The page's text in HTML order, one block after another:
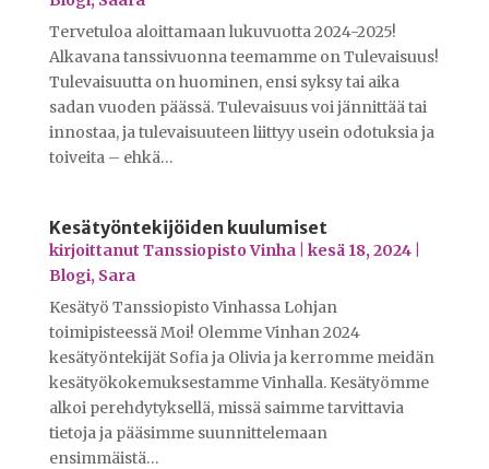
Tervetuloa aloittamaan lukuvuotta 2024-2025!
Alkavana tanssivuonna teemamme on Tulevaisuus!
Tulevaisuutta on huominen, ensi syksy tai aika
sadan vuoden päässä. Tulevaisuus voi jännittää tai
innostaa, ja tulevaisuuteen liittyy usein odotuksia ja
toiveita – ehkä…
Kesätyöntekijöiden kuulumiset
kirjoittanut Tanssiopisto Vinha| kesä 18, 2024|
Blogi, Sara
Kesätyö Tanssiopisto Vinhassa Lohjan
toimipisteessä Moi! Olemme Vinhan 2024
kesätyöntekijät Sofia ja Olivia ja kerromme meidän
kesätyökokemuksestamme Vinhalla. Kesätyömme
alkoi perehdytyksellä, missä saimme tarvittavia
tietoja ja pääsimme suunnittelemaan
ensimmäistä…